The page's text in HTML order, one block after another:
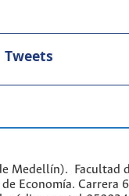
Tweets
Medellín). Facultad
Economía. Carrera